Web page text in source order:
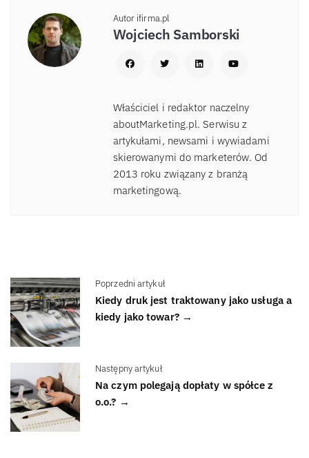
Autor ifirma.pl
Wojciech Samborski
Właściciel i redaktor naczelny
aboutMarketing.pl. Serwisu z
artykułami, newsami i wywiadami
skierowanymi do marketerów. Od
2013 roku związany z branżą
marketingową.
Poprzedni artykuł
Kiedy druk jest traktowany jako usługa a
kiedy jako towar? →
Następny artykuł
Na czym polegają dopłaty w spółce z
o.o.? →